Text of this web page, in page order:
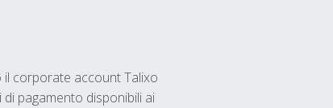
il corporate account Talixo
pagamento disponibili ai